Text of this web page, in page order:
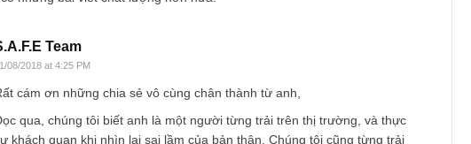
biết đến The Golden Newsletter Vietnam và nhóm S.A.F.E thời gian gần
người tạm gọi là đang theo đuổi phương pháp đầu tư giá trị tôi cảm thấy rất
với những bài viết có tính chuyên môn và trách nhiệm của các bạn.
2017 tôi cũng kiếm được khoản kha khá so với số vốn đầu tư bỏ ra,
mà tôi tương đối hài lòng. Số lợi nhuận đó tôi kiếm được bằng cách đầu